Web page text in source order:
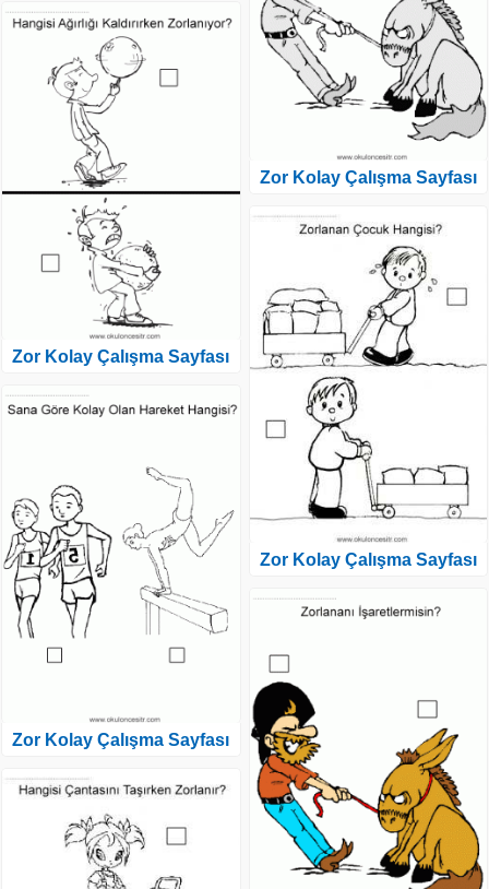
Zor Kolay Çalışma Sayfası
Zor Kolay Çalışma Sayfası
Zor Kolay Çalışma Sayfası
Zor Kolay Çalışma Sayfası